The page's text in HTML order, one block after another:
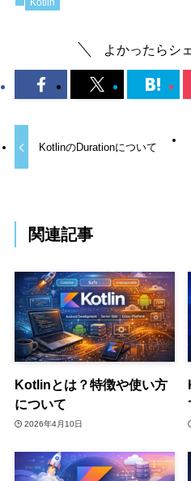
よかったらシ
KotlinのDurationについて
関連記事
Kotlinとは？特徴や使い方
について
2026年4月10日